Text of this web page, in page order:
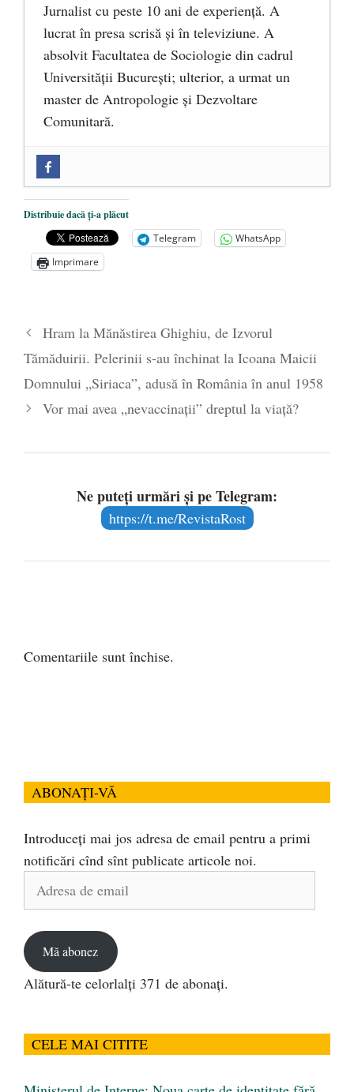
Jurnalist cu peste 10 ani de experiență. A
lucrat în presa scrisă și în televiziune. A
absolvit Facultatea de Sociologie din cadrul
Universității București; ulterior, a urmat un
master de Antropologie și Dezvoltare
Comunitară.
Nicolae Steinhardt, comemorat la 102 ani
de la naștere
- 29 iulie 2024
„Carnea cultivată” în laborator, tot mai
Părintele mărturisitor Constantin
Distribuie dacă ți-a plăcut
Telegram
WhatsApp
Imprimare
Hram la Mănăstirea Ghighiu, de Izvorul
Tămăduirii. Pelerinii s-au închinat la Icoana Maicii
Domnului „Siriaca”, adusă în România în anul 1958
Vor mai avea „nevaccinaţii” dreptul la viaţă?
Ne puteți urmări și pe Telegram:
https://t.me/RevistaRost
Comentariile sunt închise.
ABONAȚI-VĂ
Introduceți mai jos adresa de email pentru a primi
notificări cînd sînt publicate articole noi.
Adresa
Mă abonez
Alătură-te celorlalți 371 de abonați.
CELE MAI CITITE